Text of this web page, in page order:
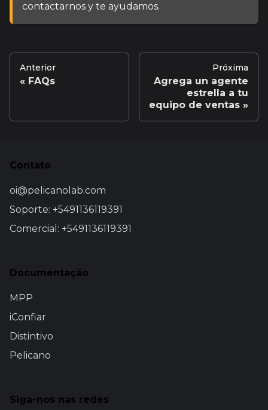
contactarnos y te ayudamos.
Anterior
FAQs
Próxima
Agrega un agente
estrella a tu
equipo de ventas
Contato
oi@pelicanolab.com
Soporte: +5491136119391
Comercial: +5491136119391
Documentação
MPP
iConfiar
Distintivo
Pelicano
Siga-nos nas redes